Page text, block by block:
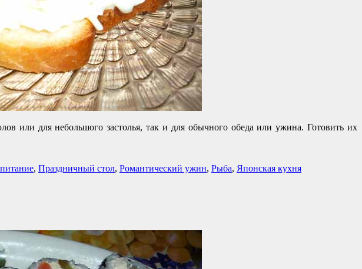
или для небольшого застолья, так и для обычного обеда или ужина. Готовить их
, Праздничный стол, Романтический ужин, Рыба, Японская кухня